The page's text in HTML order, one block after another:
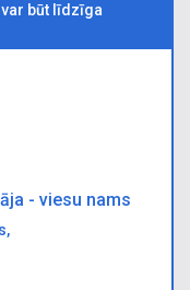
būt līdzīga
- viesu nams